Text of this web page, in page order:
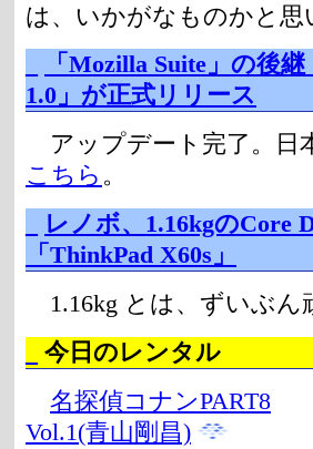
は、いかがなものかと思
「Mozilla Suite」の後
1.0」が正式リリース
アップデート完了。日
こちら 。
レノボ、1.16kgのCore
「ThinkPad X60s」
1.16kg とは、ずいぶん
今日のレンタル
名探偵コナンPART8
Vol.1(青山剛昌)